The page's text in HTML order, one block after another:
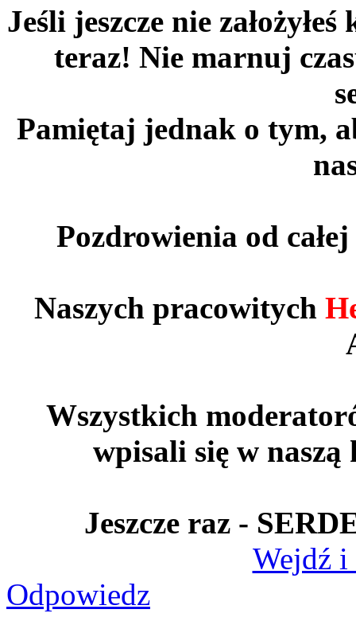
Jeśli jeszcze nie
teraz! Nie marnuj
Pamiętaj jednak o tym,
Pozdrowienia od
Naszych pracowitych
Wszystkich
wpisali się w naszą
Jeszcze raz -
Wejdź i
Odpowiedz